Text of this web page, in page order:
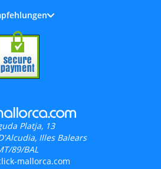
Platja, 13
Illes Balears
89/BAL
mallorca.com